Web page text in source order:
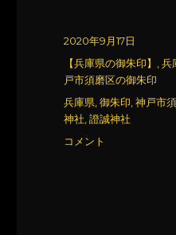
投
稿
日:
2020年9月17日
カ
テ
ゴ
リ
【兵庫県の御朱印】 ,兵
戸市須磨区の御朱印
タ
グ
兵庫県 ,御朱印 ,神戸市
神社 ,證誠神社
證
コメント